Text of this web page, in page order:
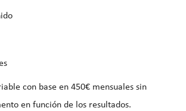
con base en 450€ mensuales sin
en función de los resultados.